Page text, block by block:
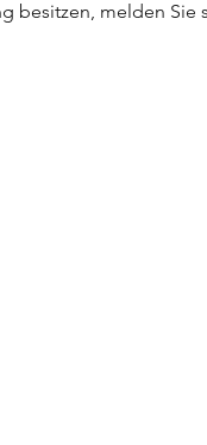
besitzen, melden Sie